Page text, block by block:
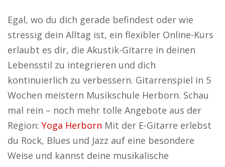
Egal, wo du dich gerade befindest oder wie
stressig dein Alltag ist, ein flexibler Online-Kurs
erlaubt es dir, die Akustik-Gitarre in deinen
Lebensstil zu integrieren und dich
kontinuierlich zu verbessern. Gitarrenspiel in 5
Wochen meistern Musikschule Herborn. Schau
mal rein – noch mehr tolle Angebote aus der
Region: Yoga Herborn Mit der E-Gitarre erlebst
du Rock, Blues und Jazz auf eine besondere
Weise und kannst deine musikalische